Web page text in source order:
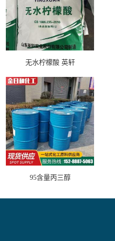
无水柠檬酸 英轩
95含量丙三醇